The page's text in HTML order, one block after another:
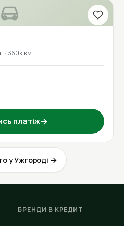
360к км
платіж→
у Ужгороді →
БРЕНДИ В КРЕДИТ